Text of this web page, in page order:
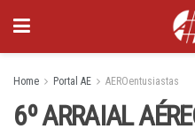
Home Portal AE AEROentusiastas
6º ARRAIAL